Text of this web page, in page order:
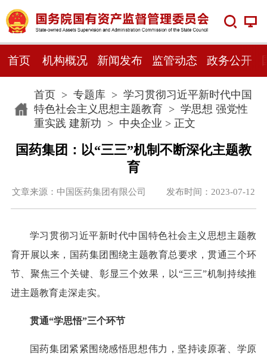
首页 机构概况 新闻发布 监管动态 政务公开
首页> 专题库> 学习贯彻习近平新时代中国
特色社会主义思想主题教育> 学思想 强党性
重实践 建新功 > 中央企业 > 正文
国药集团：以“三三”机制不断深化主题教
育
文章来源：中国医药集团有限公司 发布时间：2023-07-12
学习贯彻习近平新时代中国特色社会主义思想主题教
育开展以来，国药集团围绕主题教育总要求，贯通三个环
节、聚焦三个关键、彰显三个效果，以“三三”机制持续推
进主题教育走深走实。
贯通“学思悟”三个环节
国药集团紧紧围绕感悟思想伟力，坚持读原著、学原